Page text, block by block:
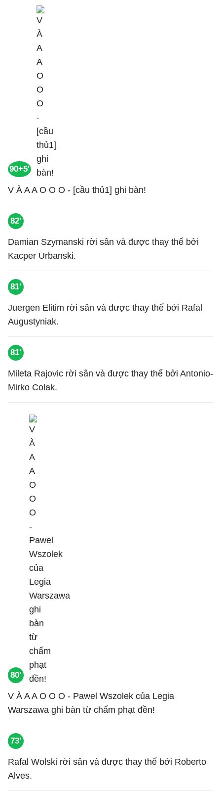
90+5'
V À A A O O O - [cầu thủ1] ghi bàn!
82'
Damian Szymanski rời sân và được thay thế bởi
Kacper Urbanski.
81'
Juergen Elitim rời sân và được thay thế bởi Rafal
Augustyniak.
81'
Mileta Rajovic rời sân và được thay thế bởi Antonio-
Mirko Colak.
80'
V À A A O O O - Pawel Wszolek của Legia
Warszawa ghi bàn từ chấm phạt đền!
73'
Rafal Wolski rời sân và được thay thế bởi Roberto
Alves.